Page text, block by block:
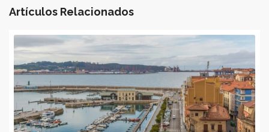
Artículos Relacionados